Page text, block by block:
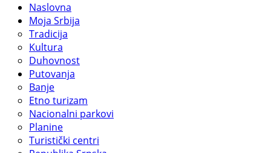
Naslovna
Moja Srbija
Tradicija
Kultura
Duhovnost
Putovanja
Banje
Etno turizam
Nacionalni parkovi
Planine
Turistički centri